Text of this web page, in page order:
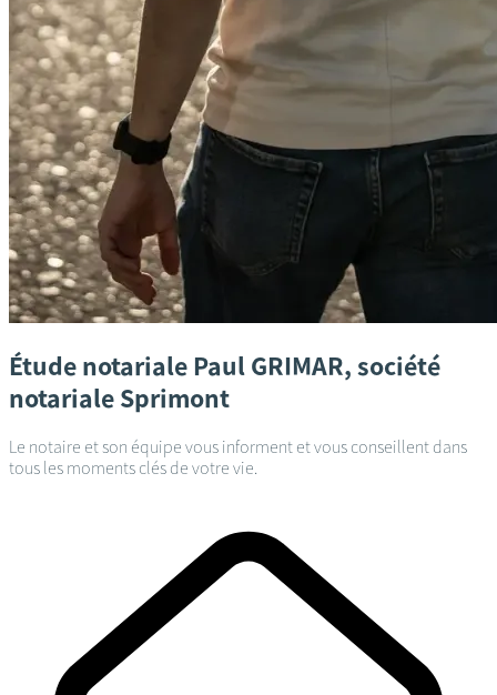
Étude notariale Paul GRIMAR, société
notariale Sprimont
Le notaire et son équipe vous informent et vous conseillent dans
tous les moments clés de votre vie.